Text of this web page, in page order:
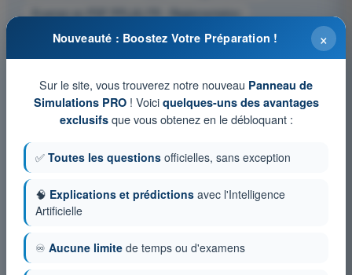
Examen en PDF PPL(A) FR - Règlementation
×
Nouveauté : Boostez Votre Préparation !
Sur le site, vous trouverez notre nouveau Panneau de
Simulations PRO! Voici quelques-uns des avantages
exclusifsque vous obtenez en le débloquant :
✅ Toutes les questions officielles, sans exception
🧠 Explications et prédictions avec l'Intelligence
Artificielle
♾️ Aucune limite de temps ou d'examens